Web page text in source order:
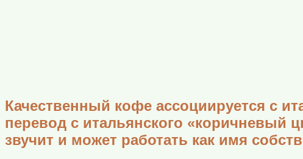
Качественный кофе ассоциируется с
перевод с итальянского «коричневый
звучит и может работать как имя